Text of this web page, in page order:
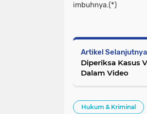
imbuhnya.(*)
Artikel Selanjutnya
Diperiksa Kasus
Dalam Video
Hukum & Kriminal